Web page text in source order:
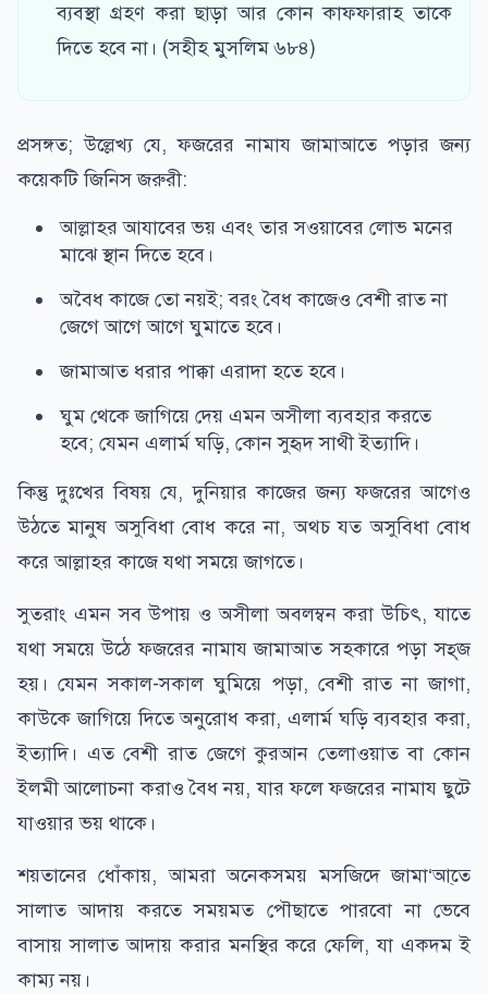
ব্যবস্থা গ্রহণ করা ছাড়া আর কোন কাফফারাহ তাকে
দিতে হবে না। (সহীহ মুসলিম ৬৮৪)
প্রসঙ্গত; উল্লেখ্য যে, ফজরের নামায জামাআতে পড়ার জন্য
কয়েকটি জিনিস জরুরী:
আল্লাহর আযাবের ভয় এবং তার সওয়াবের লোভ মনের
মাঝে স্থান দিতে হবে।
অবৈধ কাজে তো নয়ই; বরং বৈধ কাজেও বেশী রাত না
জেগে আগে আগে ঘুমাতে হবে।
জামাআত ধরার পাক্কা এরাদা হতে হবে।
ঘুম থেকে জাগিয়ে দেয় এমন অসীলা ব্যবহার করতে
হবে; যেমন এলার্ম ঘড়ি, কোন সুহৃদ সাথী ইত্যাদি।
কিন্তু দুঃখের বিষয় যে, দুনিয়ার কাজের জন্য ফজরের আগেও
উঠতে মানুষ অসুবিধা বোধ করে না, অথচ যত অসুবিধা বোধ
করে আল্লাহর কাজে যথা সময়ে জাগতে।
সুতরাং এমন সব উপায় ও অসীলা অবলম্বন করা উচিৎ, যাতে
যথা সময়ে উঠে ফজরের নামায জামাআত সহকারে পড়া সহ্‌জ
হয়। যেমন সকাল-সকাল ঘুমিয়ে পড়া, বেশী রাত না জাগা,
কাউকে জাগিয়ে দিতে অনুরোধ করা, এলার্ম ঘড়ি ব্যবহার করা,
ইত্যাদি। এত বেশী রাত জেগে কুরআন তেলাওয়াত বা কোন
ইলমী আলোচনা করাও বৈধ নয়, যার ফলে ফজরের নামায ছুটে
যাওয়ার ভয় থাকে।
শয়তানের ধোঁকায়, আমরা অনেকসময় মসজিদে জামা‘আ্তে
সালাত আদায় করতে সময়মত পৌছাতে পারবো না ভেবে
বাসায় সালাত আদায় করার মনস্থির করে ফেলি, যা একদম ই
কাম্য নয়।